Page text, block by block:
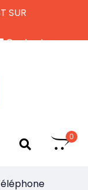
SUR
Contactez-nous
0